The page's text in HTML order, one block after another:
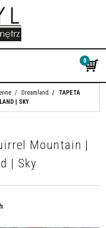
0
/ Dreamland /
TAPETA
| SKY
Mountain |
| Sky